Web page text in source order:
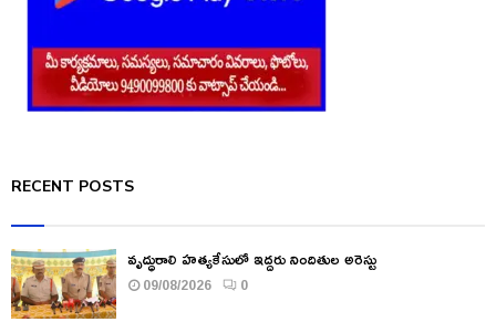
RECENT POSTS
వృద్ధురాలి హత్యకేసులో ఇద్దరు నిందితుల అరెస్టు
09/08/2026 0